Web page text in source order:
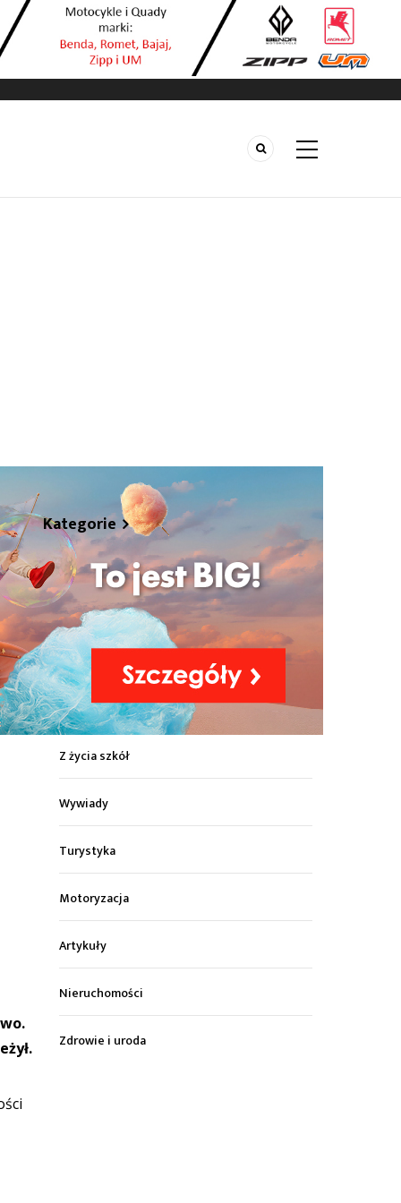
Kategorie
Z życia miasta
Sport
Kultura
Wiadomości z regionu
Z życia szkół
Wywiady
Turystyka
Motoryzacja
Artykuły
Nieruchomości
Zdrowie i uroda